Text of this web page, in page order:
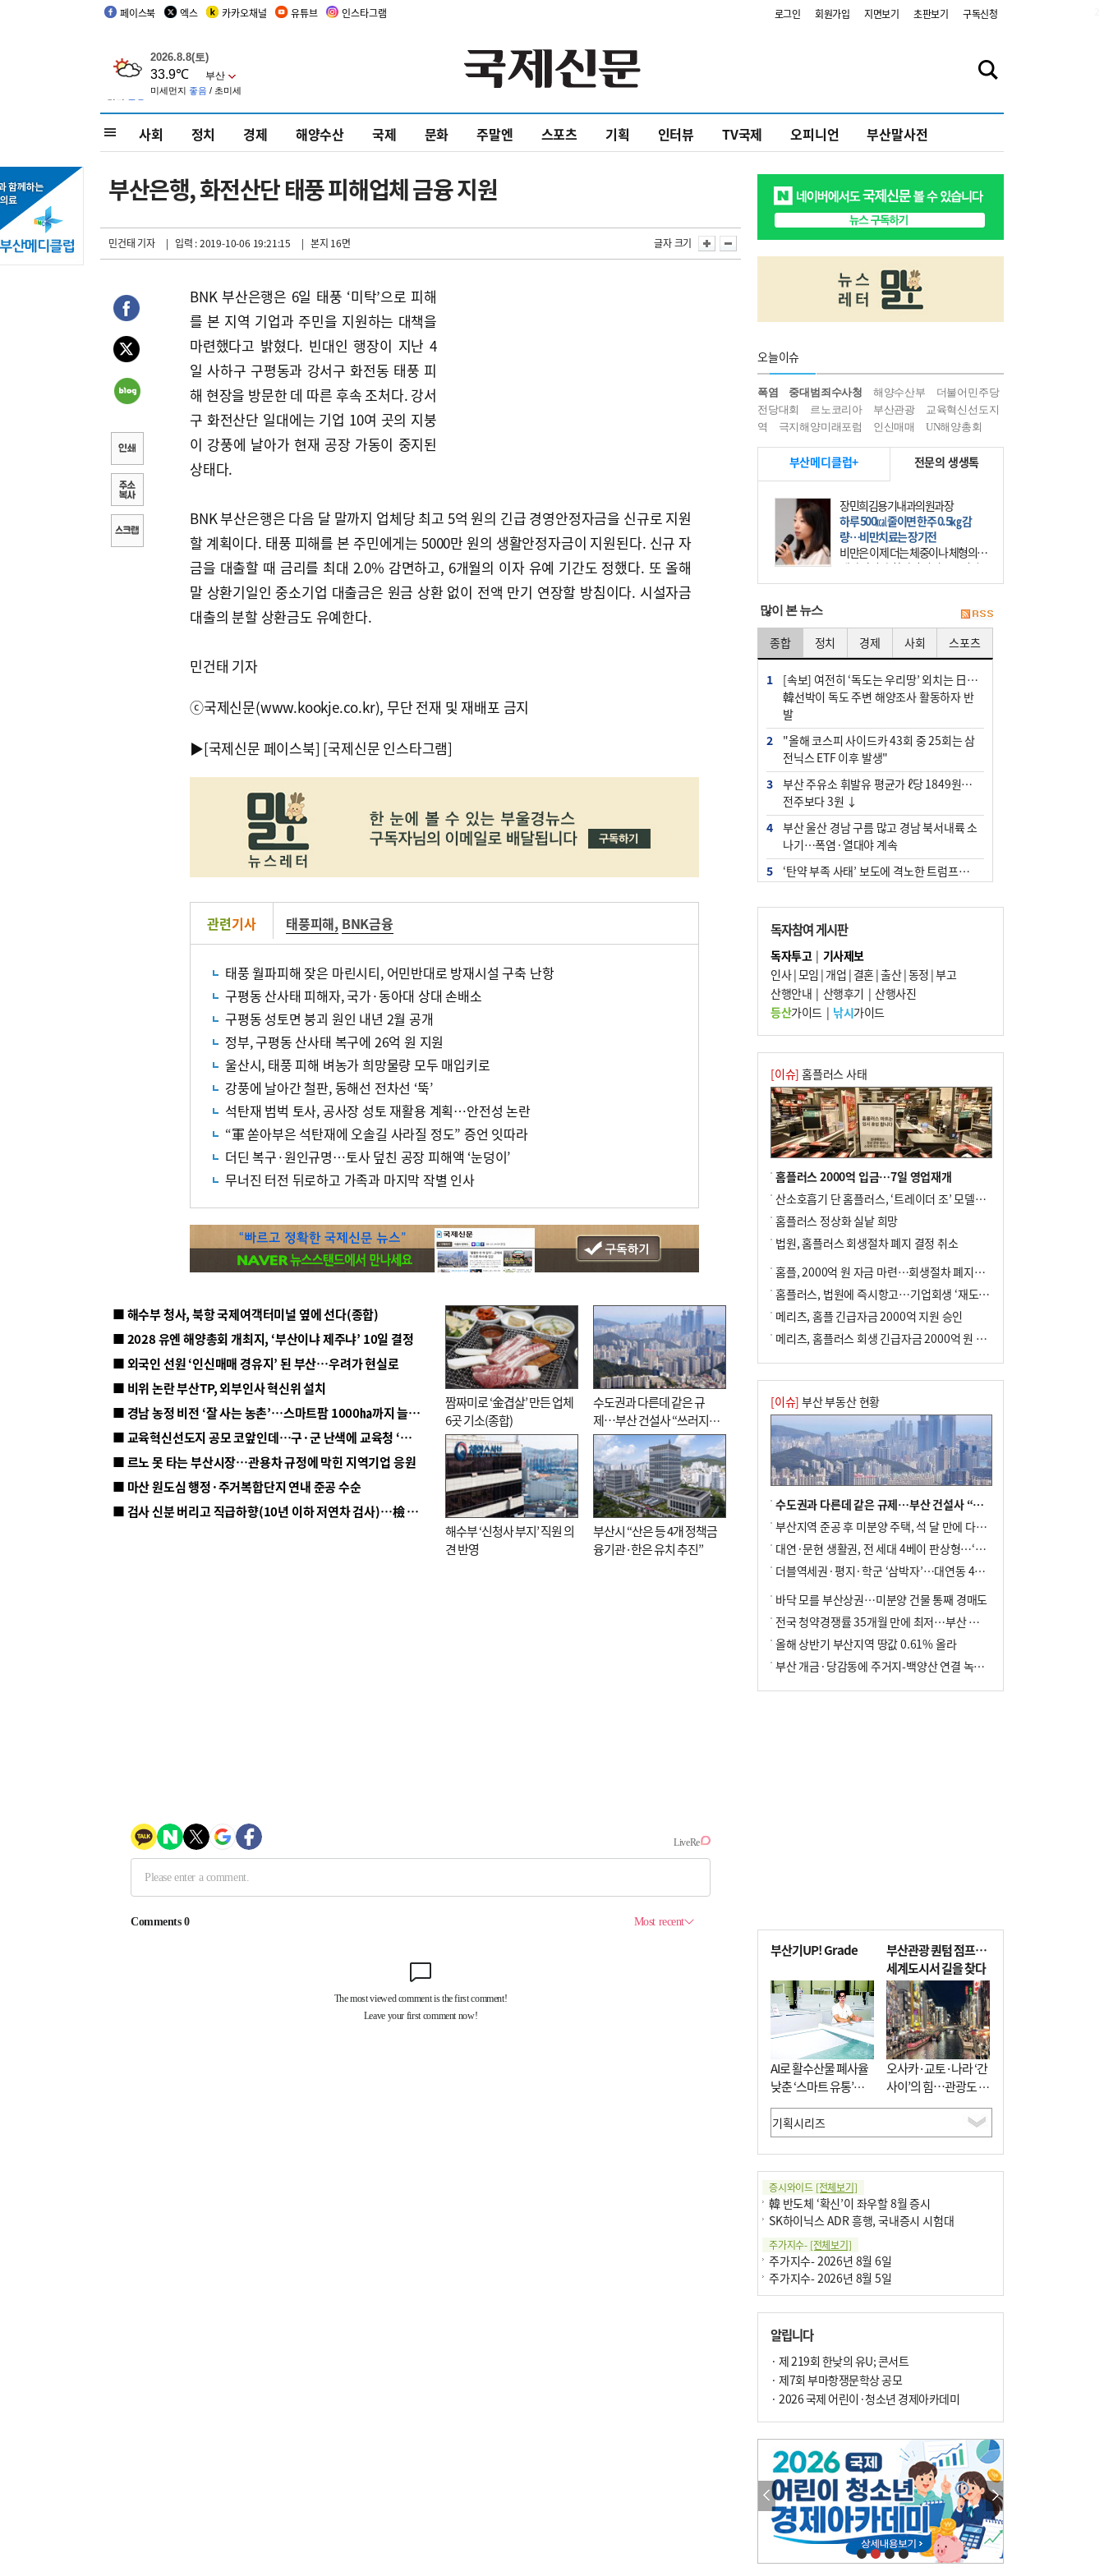
페이스북 엑스 카카오채널 유튜브 인스타그램 로그인 회원가입 지면보기 초판보기 구독신청
사회 정치 경제 해양수산 국제 문화 주말엔 스포츠 기획 인터뷰 TV국제 오피니언 부산말사전
부산은행, 화전산단 태풍 피해업체 금융 지원
민건태 기자 | 입력 : 2019-10-06 19:21:15 | 본지 16면 글자 크기
BNK 부산은행은 6일 태풍 ‘미탁’으로 피해
를 본 지역 기업과 주민을 지원하는 대책을
마련했다고 밝혔다. 빈대인 행장이 지난 4
일 사하구 구평동과 강서구 화전동 태풍 피
해 현장을 방문한 데 따른 후속 조처다. 강서
구 화전산단 일대에는 기업 10여 곳의 지붕
이 강풍에 날아가 현재 공장 가동이 중지된
상태다.
BNK 부산은행은 다음 달 말까지 업체당 최고 5억 원의 긴급 경영안정자금을 신규로 지원
할 계획이다. 태풍 피해를 본 주민에게는 5000만 원의 생활안정자금이 지원된다. 신규 자
금을 대출할 때 금리를 최대 2.0% 감면하고, 6개월의 이자 유예 기간도 정했다. 또 올해
말 상환기일인 중소기업 대출금은 원금 상환 없이 전액 만기 연장할 방침이다. 시설자금
대출의 분할 상환금도 유예한다.
민건태 기자
ⓒ국제신문(www.kookje.co.kr), 무단 전재 및 재배포 금지
▶[국제신문 페이스북] [국제신문 인스타그램]
관련기사 태풍피해, BNK금융
태풍 월파피해 잦은 마린시티, 어민반대로 방재시설 구축 난항
구평동 산사태 피해자, 국가·동아대 상대 손배소
구평동 성토면 붕괴 원인 내년 2월 공개
정부, 구평동 산사태 복구에 26억 원 지원
울산시, 태풍 피해 벼농가 희망물량 모두 매입키로
강풍에 날아간 철판, 동해선 전차선 ‘뚝’
석탄재 범벅 토사, 공사장 성토 재활용 계획…안전성 논란
“軍 쏟아부은 석탄재에 오솔길 사라질 정도” 증언 잇따라
더딘 복구·원인규명…토사 덮친 공장 피해액 ‘눈덩이’
무너진 터전 뒤로하고 가족과 마지막 작별 인사
■ 해수부 청사, 북항 국제여객터미널 옆에 선다(종합)
■ 2028 유엔 해양총회 개최지, ‘부산이냐 제주냐’ 10일 결정
■ 외국인 선원 ‘인신매매 경유지’ 된 부산…우려가 현실로
■ 비위 논란 부산TP, 외부인사 혁신위 설치
■ 경남 농정 비전 ‘잘 사는 농촌’…스마트팜 1000㏊까지 늘린다
■ 교육혁신선도지 공모 코앞인데…구·군 난색에 교육청 ‘쩔쩔’
■ 르노 못 타는 부산시장…관용차 규정에 막힌 지역기업 응원
■ 마산 원도심 행정·주거복합단지 연내 준공 수순
■ 검사 신분 버리고 직급하향(10년 이하 저연차 검사)…檢 중수청행 기피
짬짜미로 ‘金겹살’ 만든 업체
6곳 기소(종합)
수도권과 다른데 같은 규
제…부산 건설사 “쓰러지기
직전”
해수부 ‘신청사 부지’ 직원 의
견 반영
부산시 “산은 등 4개 정책금
융기관·한은 유치 추진”
오늘이슈
폭염 중대범죄수사청 해양수산부
더불어민주당
전당대회
르노코리아 부산관광
교육혁신선도지
역
극지해양미래포럼 인신매매 UN해양총회
부산메디클럽+ 전문의 생생톡
장민희김용기내과의원과장
하루 500㎉ 줄이면 한주 0.5㎏ 감
량…비만치료는 장기전
비만은 이제 더는 체중이나 체형의 문
제가 아니다. 하나의 질병으로 인지
하고 치료와 관리를 해야 한다. 세계
많이 본 뉴스
종합 정치 경제 사회 스포츠
1
[속보] 여전히 ‘독도는 우리땅’ 외치는 日…
韓선박이 독도 주변 해양조사 활동하자 반
발
2
"올해 코스피 사이드카 43회 중 25회는 삼
전닉스 ETF 이후 발생"
3
부산 주유소 휘발유 평균가 ℓ당 1849원…
전주보다 3원 ↓
4
부산 울산 경남 구름 많고 경남 북서내륙 소
나기…폭염·열대야 계속
5
‘탄약 부족 사태’ 보도에 격노한 트럼프…
물선 적발
7
백양산 고지대 마을우물 55년 만에 바닥
경위 이하 경찰 하위직 ‘중수청 러시’ 전
망…檢 기피와 대조
10 피란마을 67년 역사인데…전교생 24명 아
미초 통폐합 기로
독자참여 게시판
독자투고| 기사제보
인사|모임 | 개업 | 결혼|출산|동정 |부고
산행안내 | 산행후기 | 산행사진
등산가이드| 낚시가이드
[이슈] 홈플러스 사태
홈플러스 2000억 입금…7일 영업재개
산소호흡기 단 홈플러스, ‘트레이더 조’ 모델로 살아날까
홈플러스 정상화 실낱 희망
법원, 홈플러스 회생절차 폐지 결정 취소
홈플, 2000억 원 자금 마련…회생절차 폐지에 즉시항고(종합)
홈플러스, 법원에 즉시항고…기업회생 ‘재도전’
메리츠, 홈플 긴급자금 2000억 지원 승인
메리츠, 홈플러스 회생 긴급자금 2000억 원 지원 승인
[이슈] 부산 부동산 현황
수도권과 다른데 같은 규제…부산 건설사 “쓰러지기 직전”
부산지역 준공 후 미분양 주택, 석 달 만에 다시 3000가구 넘어서
대연·문현 생활권, 전 세대 4베이 판상형…‘더샵 트리센트’ 내달 분양
더블역세권·평지·학군 ‘삼박자’…대연동 42층 브랜드 단지
바닥 모를 부산상권…미분양 건물 통째 경매도
전국 청약경쟁률 35개월 만에 최저…부산 미분양 ‘적체’ 심화
올해 상반기 부산지역 땅값 0.61% 올라
부산 개금·당감동에 주거지-백양산 연결 녹지 조성
부산기UP! Grade
AI로 활수산물 폐사율
낮춘 ‘스마트 유통’…
사막·산악지대 수출
도전
부산관광 퀀텀 점프…
세계도시서 길을 찾다
오사카·교토·나라 ‘간
사이’의 힘…관광도 뭉
쳐야 흥한다
증시와이드 [전체보기]
韓 반도체 ‘확신’이 좌우할 8월 증시
SK하이닉스 ADR 흥행, 국내증시 시험대
주가지수- [전체보기]
주가지수- 2026년 8월 6일
주가지수- 2026년 8월 5일
알립니다
· 제 219회 한낮의 유U; 콘서트
· 제7회 부마항쟁문학상 공모
· 2026 국제 어린이·청소년 경제아카데미